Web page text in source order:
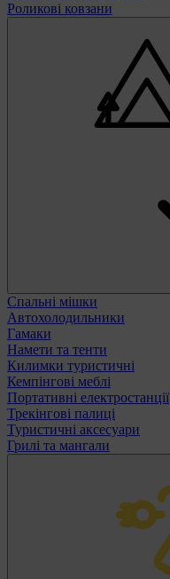
Роликові ковзани
Спальні мішки
Автохолодильники
Гамаки
Намети та тенти
Килимки туристичні
Кемпінгові меблі
Портативні електростанції
Трекінгові палиці
Туристичні аксесуари
Грилі та мангали